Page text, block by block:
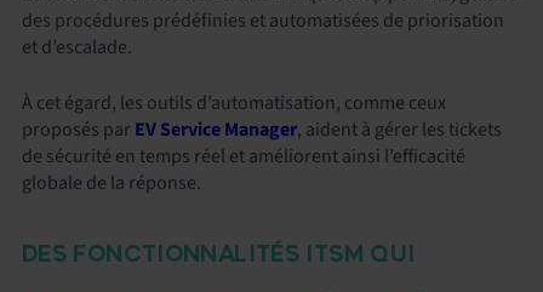
des procédures prédéfinies et automatisées de priorisation
et d’escalade.
À cet égard, les outils d’automatisation, comme ceux
proposés par EV Service Manager, aident à gérer les tickets
de sécurité en temps réel et améliorent ainsi l’efficacité
globale de la réponse.
DES FONCTIONNALITÉS ITSM QUI